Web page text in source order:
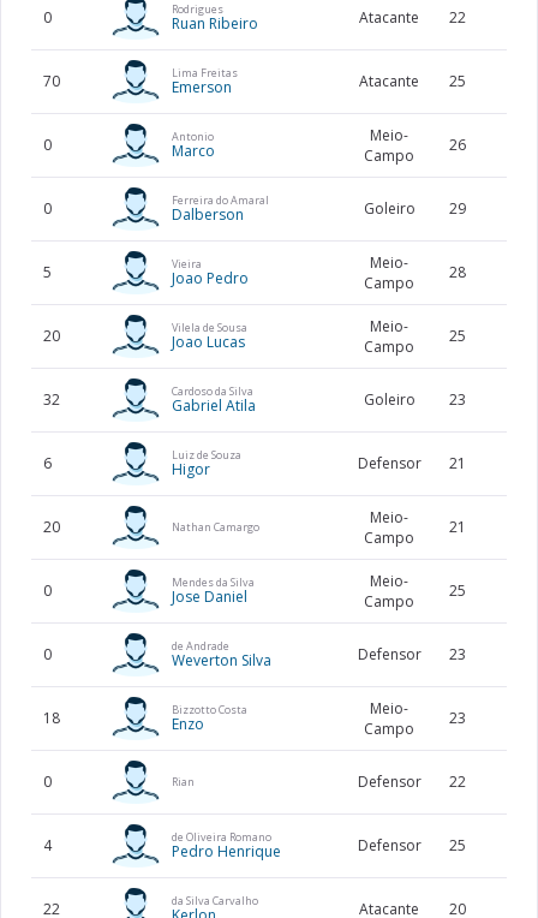
0 Rodrigues
Ruan Ribeiro Atacante 22
70 Lima Freitas
Emerson Atacante 25
0 Antonio
Marco
Meio-
Campo
26
0 Ferreira do Amaral
Dalberson Goleiro 29
5 Vieira
Joao Pedro
Meio-
Campo
28
20 Vilela de Sousa
Joao Lucas
Meio-
Campo
25
32 Cardoso da Silva
Gabriel Atila Goleiro 23
6 Luiz de Souza
Higor Defensor 21
20 Nathan Camargo
Meio-
Campo
21
0 Mendes da Silva
Jose Daniel
Meio-
Campo
25
0 de Andrade
Weverton Silva Defensor 23
18 Bizzotto Costa
Enzo
Meio-
Campo
23
0 Rian Defensor 22
4 de Oliveira Romano
Pedro Henrique Defensor 25
22 da Silva Carvalho Atacante 20